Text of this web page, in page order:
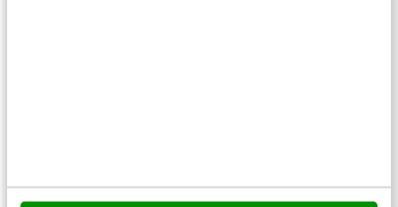
Eencompliance-agentcheckt of het